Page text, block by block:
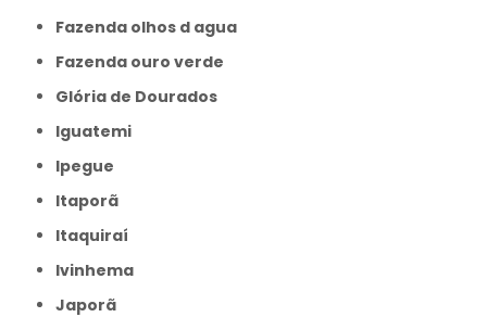
Fazenda olhos d agua
Fazenda ouro verde
Glória de Dourados
Iguatemi
Ipegue
Itaporã
Itaquiraí
Ivinhema
Japorã